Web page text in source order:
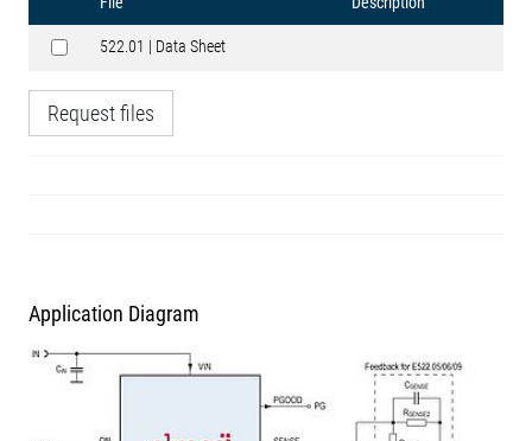
522.01 | Data Sheet
Request files
Application Diagram